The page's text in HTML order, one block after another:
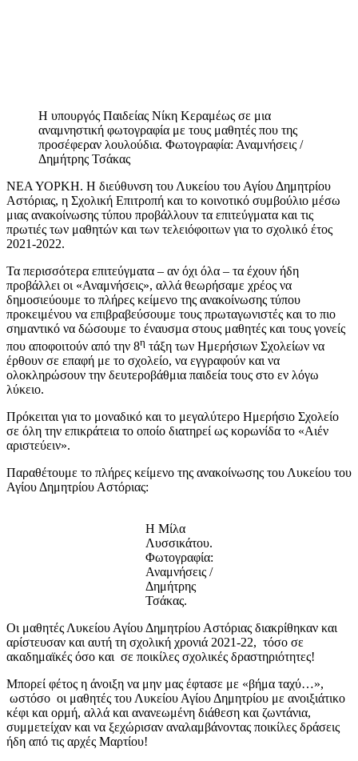
Η υπουργός Παιδείας Νίκη Κεραμέως σε μια
αναμνηστική φωτογραφία με τους μαθητές που της
προσέφεραν λουλούδια. Φωτογραφία: Αναμνήσεις /
Δημήτρης Τσάκας
ΝΕΑ ΥΟΡΚΗ. Η διεύθυνση του Λυκείου του Αγίου Δημητρίου
Αστόριας, η Σχολική Επιτροπή και το κοινοτικό συμβούλιο μέσω
μιας ανακοίνωσης τύπου προβάλλουν τα επιτεύγματα και τις
πρωτιές των μαθητών και των τελειόφοιτων για το σχολικό έτος
2021-2022.
Τα περισσότερα επιτεύγματα – αν όχι όλα – τα έχουν ήδη
προβάλλει οι «Αναμνήσεις», αλλά θεωρήσαμε χρέος να
δημοσιεύουμε το πλήρες κείμενο της ανακοίνωσης τύπου
προκειμένου να επιβραβεύσουμε τους πρωταγωνιστές και το πιο
σημαντικό να δώσουμε το έναυσμα στους μαθητές και τους γονείς
που αποφοιτούν από την 8η τάξη των Ημερήσιων Σχολείων να
έρθουν σε επαφή με το σχολείο, να εγγραφούν και να
ολοκληρώσουν την δευτεροβάθμια παιδεία τους στο εν λόγω
λύκειο.
Πρόκειται για το μοναδικό και το μεγαλύτερο Ημερήσιο Σχολείο
σε όλη την επικράτεια το οποίο διατηρεί ως κορωνίδα το «Αιέν
αριστεύειν».
Παραθέτουμε το πλήρες κείμενο της ανακοίνωσης του Λυκείου του
Αγίου Δημητρίου Αστόριας:
Η Μίλα
Λυσσικάτου.
Φωτογραφία:
Αναμνήσεις /
Δημήτρης
Τσάκας.
Οι μαθητές Λυκείου Αγίου Δημητρίου Αστόριας διακρίθηκαν και
αρίστευσαν και αυτή τη σχολική χρονιά 2021-22, τόσο σε
ακαδημαϊκές όσο και σε ποικίλες σχολικές δραστηριότητες!
Μπορεί φέτος η άνοιξη να μην μας έφτασε με «βήμα ταχύ…»,
ωστόσο οι μαθητές του Λυκείου Αγίου Δημητρίου με ανοιξιάτικο
κέφι και ορμή, αλλά και ανανεωμένη διάθεση και ζωντάνια,
συμμετείχαν και να ξεχώρισαν αναλαμβάνοντας ποικίλες δράσεις
ήδη από τις αρχές Μαρτίου!